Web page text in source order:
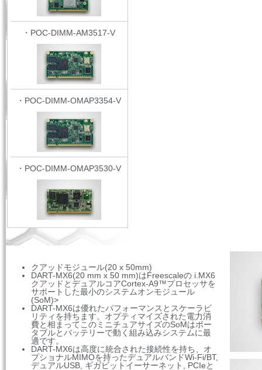
・POC-DIMM-AM3517-V
・POC-DIMM-OMAP3354-V
・POC-DIMM-OMAP3530-V
クアッドモジュール(20 x 50mm)
DART-MX6(20 mm x 50 mm)はFreescaleの i.MX6
クアッドとデュアルコアCortex-A9™プロセッサを
サポートした最小のシステムオンモジュール
(SoM)>
DART-MX6は優れたパフォーマンスとスケーラビ
リティを持ちます。オプティマイズされた電力消
費と相まってこのミニチュアサイズのSoMはポー
タブルとバッテリーで動く組み込みシステムに最
適です。
DART-MX6は高度に統合された接続性を持ち、オ
プショナルMIMOを持ったデュアルバンドWi-Fi/BT,
デュアルUSB, ギガビットイーサーネット, PCIeと